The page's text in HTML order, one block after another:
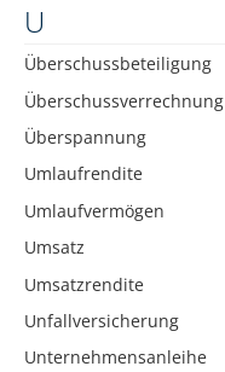
U
Überschussbeteiligung
Überschussverrechnung
Überspannung
Umlaufrendite
Umlaufvermögen
Umsatz
Umsatzrendite
Unfallversicherung
Unternehmensanleihe